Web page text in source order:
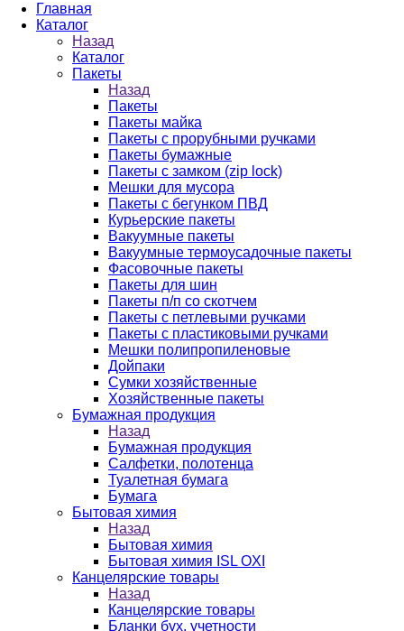
Главная
Каталог
Назад
Каталог
Пакеты
Назад
Пакеты
Пакеты майка
Пакеты с прорубными ручками
Пакеты бумажные
Пакеты с замком (zip lock)
Мешки для мусора
Пакеты с бегунком ПВД
Курьерские пакеты
Вакуумные пакеты
Вакуумные термоусадочные пакеты
Фасовочные пакеты
Пакеты для шин
Пакеты п/п со скотчем
Пакеты с петлевыми ручками
Пакеты с пластиковыми ручками
Мешки полипропиленовые
Дойпаки
Сумки хозяйственные
Хозяйственные пакеты
Бумажная продукция
Назад
Бумажная продукция
Салфетки, полотенца
Туалетная бумага
Бумага
Бытовая химия
Назад
Бытовая химия
Бытовая химия ISL OXI
Канцелярские товары
Назад
Канцелярские товары
Бланки бух. учетности